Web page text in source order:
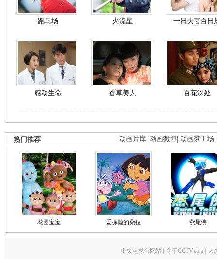
跑马场 火流星 一日夫妻百日
感动生命 香草美人 百花深处
动画片库 动画微博 动画梦工场
热门推荐
花园宝宝 爱探险的朵拉 燕尾侠
中央电视台网站 关于CCTV.com 人